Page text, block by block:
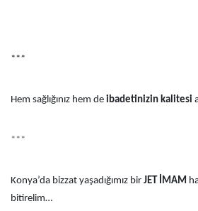
***
Hem sağlığınız hem de ibadetinizin kalitesi
***
Konya’da bizzat yaşadığımız bir JET İMAM
bitirelim…